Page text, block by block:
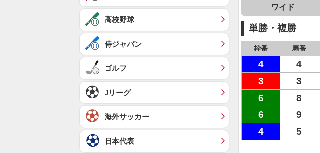
ワイド
単勝・複勝
枠番 馬番
4 4
3
3
6
8
6
9
4
5
高校野球
侍ジャパン
ゴルフ
Jリーグ
海外サッカー
日本代表